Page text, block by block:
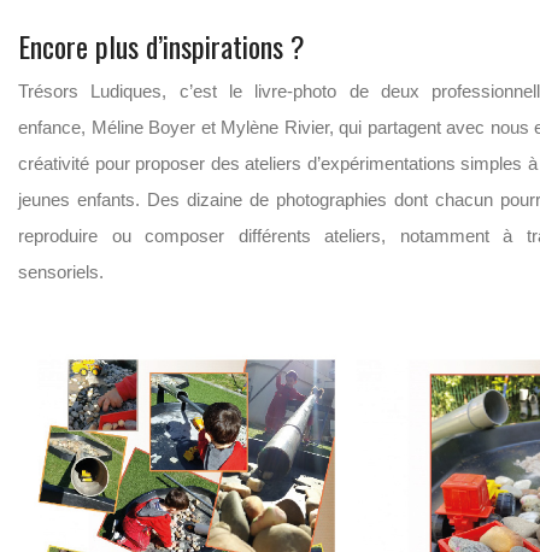
Encore plus d’inspirations ?
Trésors Ludiques, c’est le livre-photo de deux
enfance, Méline Boyer et Mylène Rivier, qui partagent avec nous
créativité pour proposer des ateliers d’expérimentations simples
jeunes enfants. Des dizaine de photographies dont chacun
reproduire ou composer différents ateliers, notamment à
sensoriels.